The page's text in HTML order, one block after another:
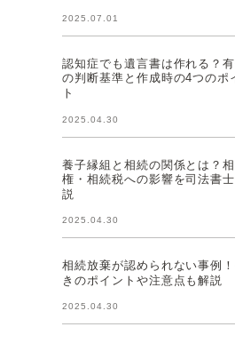
2025.07.01
認知症でも遺言書は作れる？
の判断基準と作成時の4つのポ
ト
2025.04.30
養子縁組と相続の関係とは？
権・相続税への影響を司法書
説
2025.04.30
相続放棄が認められない事例
きのポイントや注意点も解説
2025.04.30